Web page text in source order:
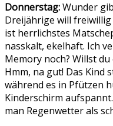
Donnerstag:Wunder
Dreijährige will freiwillig
ist herrlichstes
nasskalt, ekelhaft. Ich
Memory noch? Willst
Hmm, na gut! Das Kind
während es in Pfützen
Kinderschirm
man Regenwetter als